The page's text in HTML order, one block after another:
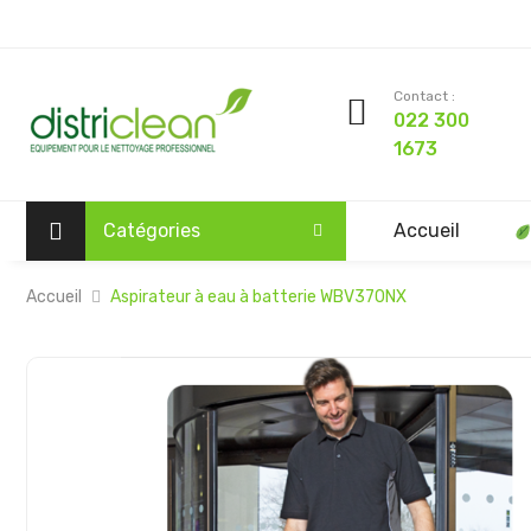
Contact :
022 300
1673
Catégories Accueil
Accueil Aspirateur à eau à batterie WBV370NX